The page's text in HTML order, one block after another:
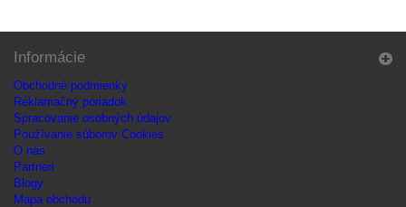
Informácie
Obchodné podmienky
Reklamačný poriadok
Spracovanie osobných údajov
Používanie súborov Cookies
O nás
Partneri
Blogy
Mapa obchodu